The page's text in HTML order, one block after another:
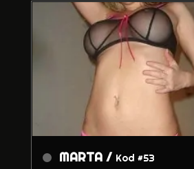
MARTA / Kod #53